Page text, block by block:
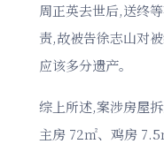
周正英去世后,送终
责,故被告徐志山对
应该多分遗产。
综上所述,案涉房屋
主房 72㎡、鸡房